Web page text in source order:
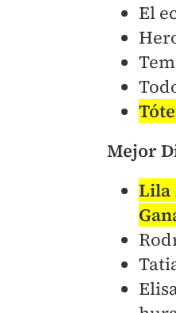
El
Mejor
Lila